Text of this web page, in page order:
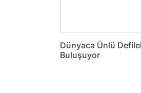
Dünyaca Ünlü
Buluşuyor